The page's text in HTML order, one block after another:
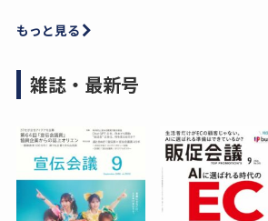
もっと見る
雑誌・最新号